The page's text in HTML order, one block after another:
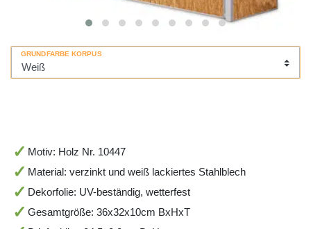
GRUNDFARBE KORPUS
Motiv: Holz Nr. 10447
Material: verzinkt und weiß lackiertes Stahlblech
Dekorfolie: UV-beständig, wetterfest
Gesamtgröße: 36x32x10cm BxHxT